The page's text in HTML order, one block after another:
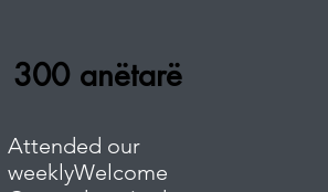
300 anëtarë
Attended our
weeklyWelcome